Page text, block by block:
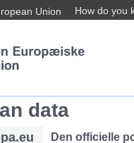
Union How do you
data
Den officielle